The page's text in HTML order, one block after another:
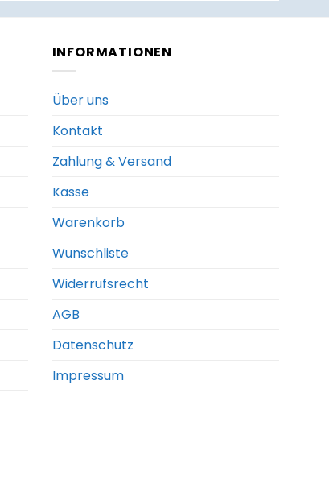
INFORMATIONEN
Über uns
Kontakt
Zahlung & Versand
Kasse
Warenkorb
Wunschliste
Widerrufsrecht
AGB
Datenschutz
Impressum